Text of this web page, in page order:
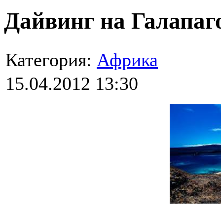
Дайвинг на
Категория: Африка
15.04.2012 13:30